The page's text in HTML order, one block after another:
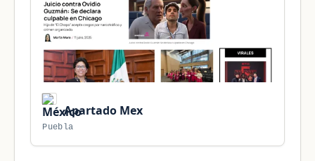
Apartado Mex
Puebla